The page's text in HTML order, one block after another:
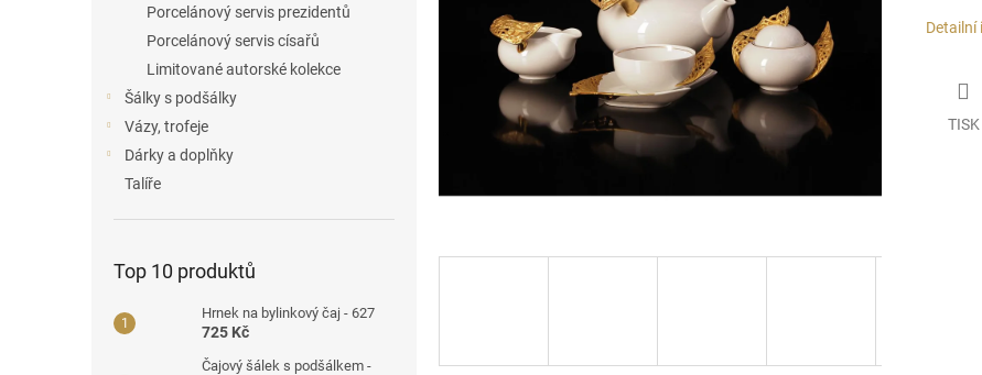
Porcelánový servis prezidentů
Porcelánový servis císařů
Limitované autorské kolekce
Šálky s podšálky
Vázy, trofeje
Dárky a doplňky
Talíře
Top 10 produktů
Hrnek na bylinkový čaj - 627
725 Kč
Čajový šálek s podšálkem -
Detailní
TISK